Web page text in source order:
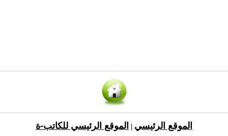
الموقع الرئيسي الموقع الرئيسي للكاتب-ة